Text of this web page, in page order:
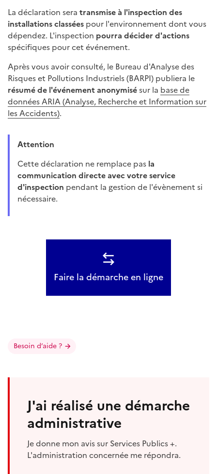
La déclaration sera transmise à l'inspection des
installations classées pour l'environnement dont vous
dépendez. L'inspection pourra décider d'actions
spécifiques pour cet événement.
Après vous avoir consulté, le Bureau d'Analyse des
Risques et Pollutions Industriels (BARPI) publiera le
résumé de l'événement anonymisésur la base de
données ARIA (Analyse, Recherche et Information sur
les Accidents).
Attention
Cette déclaration ne remplace pas la
communication directe avec votre service
d'inspection pendant la gestion de l'évènement si
nécessaire.
Faire la démarche en ligne
Besoin d’aide ?
J'ai réalisé une démarche
administrative
Je donne mon avis sur Services Publics +.
L'administration concernée me répondra.